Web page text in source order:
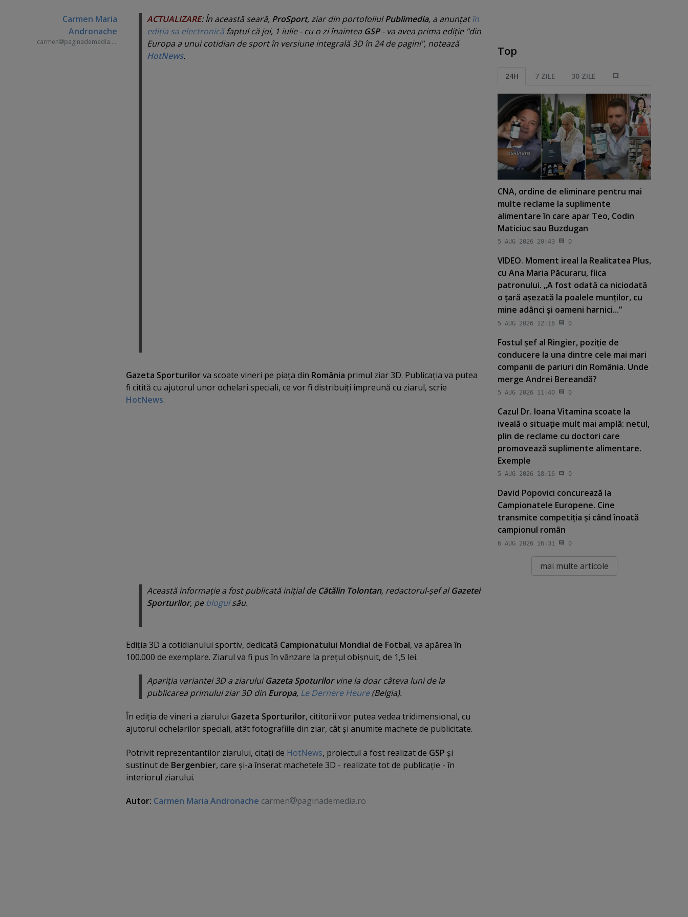
Carmen Maria
Andronache
carmen paginademedia.ro
ACTUALIZARE: În această seară, ProSport, ziar din portofoliulPublimedia, a anunţatîn
ediţia sa electronicăfaptul că joi, 1 iulie - cu o zi înaintea GSP- va avea prima ediţie "din
Europa a unui cotidian de sport în versiune integrală 3D în 24 de pagini", notează
HotNews.
Gazeta Sporturilorva scoate vineri pe piaţa din România primul ziar 3D. Publicaţia va putea
fi citită cu ajutorul unorochelari speciali, ce vor fi distribuiţi împreună cu ziarul, scrie
HotNews.
Această informaţie a fost publicată iniţial de Cătălin Tolontan, redactorul-şef alGazetei
Sporturilor, peblogulsău.
Ediţia 3D a cotidianului sportiv, dedicată Campionatului Mondial de Fotbal, va apărea în
100.000 de exemplare. Ziarul va fi pus în vânzare la preţul obişnuit, de 1,5 lei.
Apariţia variantei 3D a ziaruluiGazeta Spoturilorvine la doar câteva luni de la
publicarea primului ziar 3D din Europa, Le Dernere Heure(Belgia).
În ediţia de vineri a ziarului Gazeta Sporturilor, cititorii vor putea vedea tridimensional, cu
ajutorul ochelarilor speciali, atât fotografiile din ziar, cât şi anumite machete de publicitate.
Potrivit reprezentantilor ziarului, citaţi de HotNews, proiectul a fost realizat de GSP şi
susţinut de Bergenbier, care şi-a înserat machetele 3D - realizate tot de publicaţie - în
interiorul ziarului.
Autor: Carmen Maria Andronache carmen paginademedia.ro
Top
24H 7 ZILE 30 ZILE
CNA, ordine de eliminare pentru mai
multe reclame la suplimente
alimentare în care apar Teo, Codin
Maticiuc sau Buzdugan
5 AUG 2026 20:43 0
VIDEO. Moment ireal la Realitatea Plus,
cu Ana Maria Păcuraru, fiica
patronului. „A fost odată ca niciodată
o ţară aşezată la poalele munţilor, cu
mine adânci şi oameni harnici...”
5 AUG 2026 12:16 0
Fostul şef al Ringier, poziţie de
conducere la una dintre cele mai mari
companii de pariuri din România. Unde
merge Andrei Bereandă?
5 AUG 2026 11:40 0
Cazul Dr. Ioana Vitamina scoate la
iveală o situaţie mult mai amplă: netul,
plin de reclame cu doctori care
promovează suplimente alimentare.
Exemple
5 AUG 2026 18:16 0
David Popovici concurează la
Campionatele Europene. Cine
transmite competiţia şi când înoată
campionul român
6 AUG 2026 16:31 0
mai multe articole